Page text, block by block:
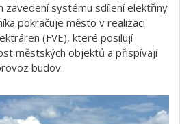
zavedení systému sdílení elektřiny
pokračuje město v realizaci
(FVE), které posilují
městských objektů a přispívají
budov.